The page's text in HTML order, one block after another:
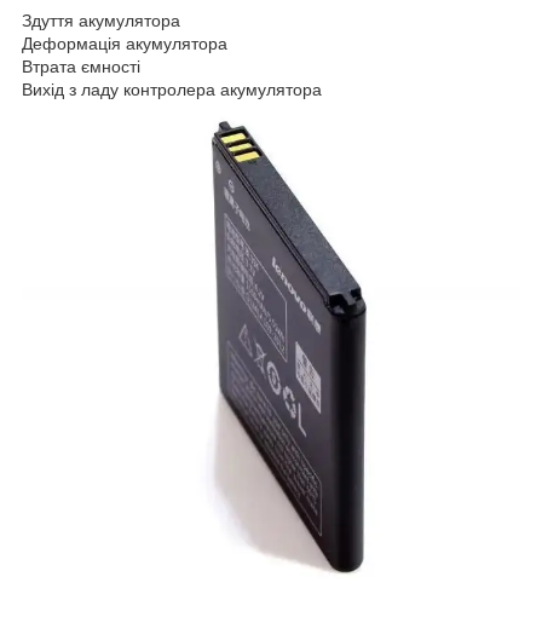
Здуття акумулятора
Деформація акумулятора
Втрата ємності
Вихід з ладу контролера акумулятора